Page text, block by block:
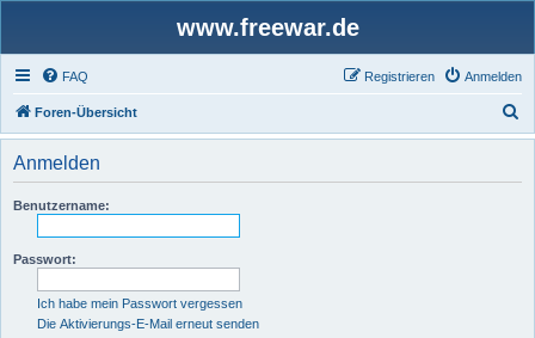
www.freewar.de
FAQ Anmelden
Registrieren
Foren-Übersicht
u
Anmelden
Benutzername:
Passwort:
Ich habe mein Passwort vergessen
Die Aktivierungs-E-Mail erneut senden